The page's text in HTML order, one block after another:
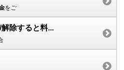
をご
除すると料...